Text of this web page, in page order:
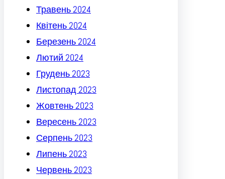
Травень 2024
Квітень 2024
Березень 2024
Лютий 2024
Грудень 2023
Листопад 2023
Жовтень 2023
Вересень 2023
Серпень 2023
Липень 2023
Червень 2023